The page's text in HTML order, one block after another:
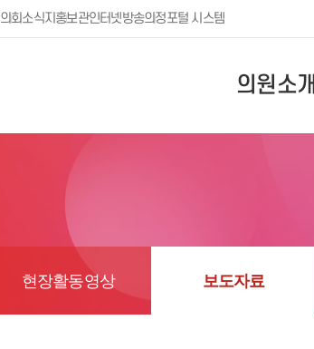
의회소식지 홍보관인터넷방송의정포털 시스템
의원소개
현장활동영상 보도자료